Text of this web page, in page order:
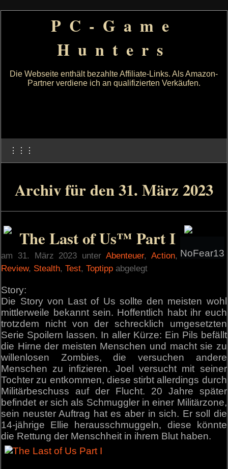
PC-Game
Hunters
Die Webseite enthält bezahlte Affiliate-Links. Als Amazon-
Partner verdiene ich an qualifizierten Verkäufen.
⋮⋮⋮
Archiv für den 31. März 2023
NoFear13
The Last of Us™ Part I
am 31. März 2023 unter Abenteuer, Action,
Review, Stealth,Test,Toptipp abgelegt
Story:
Die Story von Last of Us sollte den meisten wohl
mittlerweile bekannt sein. Hoffentlich habt ihr euch
trotzdem nicht von der schrecklich umgesetzten
Serie Spoilern lassen. In aller Kürze: Ein Pils befällt
die Hirne der meisten Menschen und macht sie zu
willenlosen Zombies, die versuchen andere
Menschen zu infizieren. Joel versucht mit seiner
Tochter zu entkommen, diese stirbt allerdings durch
Militärbeschuss auf der Flucht. 20 Jahre später
befindet er sich als Schmuggler in einer Militärzone,
sein neuster Auftrag hat es aber in sich. Er soll die
14-jährige Ellie herausschmuggeln, diese könnte
die Rettung der Menschheit in ihrem Blut haben.